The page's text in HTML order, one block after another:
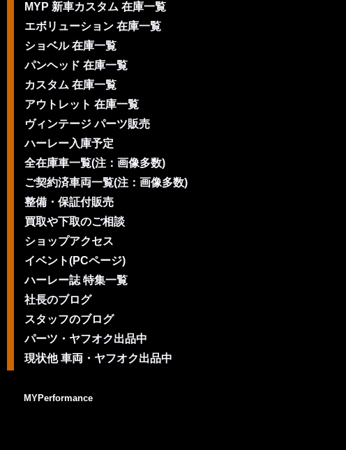
MYP 新車カスタム 在庫一覧
エボリューション 在庫一覧
ショベル 在庫一覧
パンヘッド 在庫一覧
カスタム 在庫一覧
アウトレット 在庫一覧
ヴィンテージ パーツ販売
ハーレー入庫予定
全在庫車一覧(注：画像多数)
ご契約済車両一覧(注：画像多数)
整備・保証付販売
買取や下取のご相談
ショップアクセス
イベント(PCページ)
ハーレー誌 特集一覧
社長のブログ
スタッフのブログ
パーツ・ヤフオク出品中
現状他 車両・ヤフオク出品中
MYPerformance